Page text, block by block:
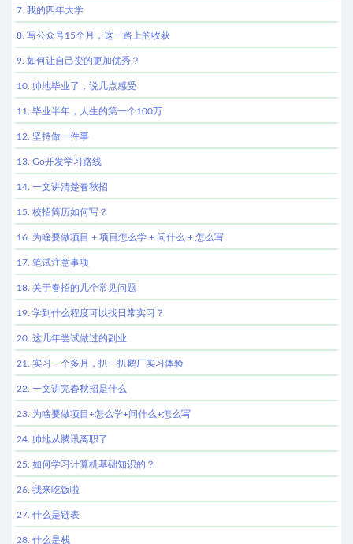
7. 我的四年大学
8. 写公众号15个月，这一路上的收获
9. 如何让自己变的更加优秀？
10. 帅地毕业了，说几点感受
11. 毕业半年，人生的第一个100万
12. 坚持做一件事
13. Go开发学习路线
14. 一文讲清楚春秋招
15. 校招简历如何写？
16. 为啥要做项目 + 项目怎么学 + 问什么 + 怎么写
17. 笔试注意事项
18. 关于春招的几个常见问题
19. 学到什么程度可以找日常实习？
20. 这几年尝试做过的副业
21. 实习一个多月，扒一扒鹅厂实习体验
22. 一文讲完春秋招是什么
23. 为啥要做项目+怎么学+问什么+怎么写
24. 帅地从腾讯离职了
25. 如何学习计算机基础知识的？
26. 我来吃饭啦
27. 什么是链表
28. 什么是栈